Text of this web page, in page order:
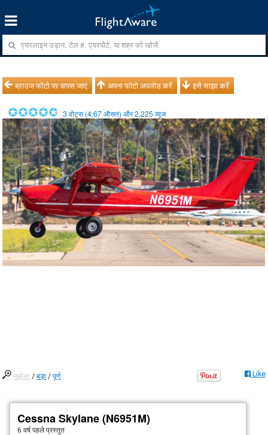
ब्राउज फोटो पर वापस जाएं अपना फोटो अपलोड करें इसे साझा करें
3 वोट्स (4.67औसत) और2,225 व्यूज
मझोला /बड़ा /पूर्ण Like
Cessna Skylane (N6951M)
6 वर्ष पहले प्रस्तुत